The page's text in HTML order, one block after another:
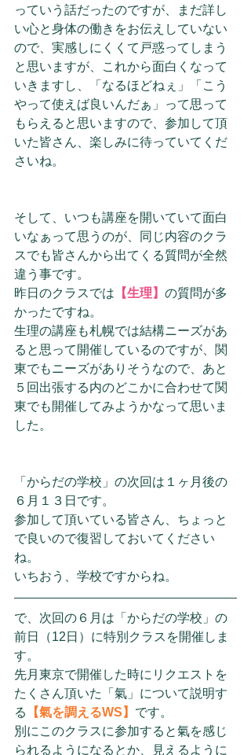
っていう話だったのですが、まだ詳し
い心と身体の働きをお伝えしていない
ので、実感しにくくて戸惑ってしまう
と思いますが、これから面白くなって
いきますし、「なるほどねぇ」「こう
やって使えば良いんだぁ」って思って
もらえると思いますので、参加して頂
いた皆さん、楽しみに待っていてくだ
さいね。
そして、いつも講座を開いていて面白
いなぁって思うのが、同じ内容のクラ
スでも皆さんから出てくる質問が全然
違う事です。
昨日のクラスでは 【生理】 の質問が多
かったですね。
生理の講座も札幌では結構ニーズがあ
ると思って開催しているのですが、関
東でもニーズがありそうなので、あと
５回出張する内のどこかに合わせて関
東でも開催してみようかなって思いま
した。
「からだの学校」の次回は１ヶ月後の
６月１３日です。
参加して頂いている皆さん、ちょっと
で良いので復習しておいてください
ね。
いちおう、学校ですからね。
で、次回の６月は「からだの学校」の
前日（12日）に特別クラスを開催しま
す。
先月東京で開催した時にリクエストを
たくさん頂いた「氣」について説明す
る
【氣を調えるWS】 です。
別にこのクラスに参加すると氣を感じ
られるようになるとか、見えるように